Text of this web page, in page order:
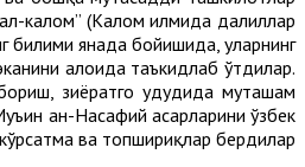
калом” (Калом илмида далиллар
билими янада бойишида, уларнинг
алоҳида таъкидлаб ўтдилар.
зиёратгоҳ ҳудудида муҳташам
ан-Насафий асарларини ўзбек
ва топшириқлар бердилар.